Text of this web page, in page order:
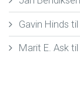
Gavin Hinds til
Marit E. Asktil